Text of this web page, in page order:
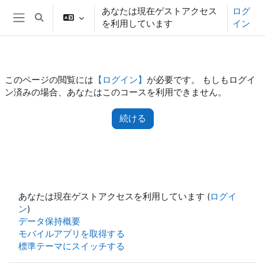
メインコンテンツへスキップする
サイドパネル
検索入力に切り替える
あなたは現在ゲストアクセス
を利用しています
ログ
イン
このページの閲覧には 【ログイン】 が必要です。 もしもログイ
ン済みの場合、あなたはこのコースを利用できません。
続ける
あなたは現在ゲストアクセスを利用しています (ログイ
ン)
データ保持概要
モバイルアプリを取得する
標準テーマにスイッチする